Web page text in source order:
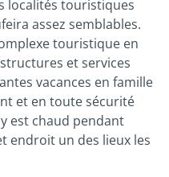
localités touristiques
assez semblables.
touristique en
et services
vacances en famille
et en toute sécurité
est chaud pendant
endroit un des lieux les